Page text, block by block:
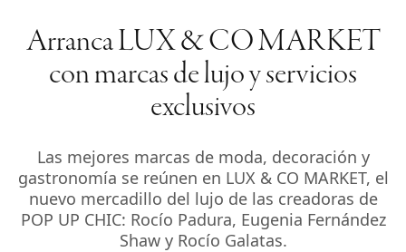
Arranca LUX & CO MARKET
con marcas de lujo y servicios
exclusivos
Las mejores marcas de moda, decoración y
gastronomía se reúnen en LUX & CO MARKET, el
nuevo mercadillo del lujo de las creadoras de
POP UP CHIC: Rocío Padura, Eugenia Fernández
Shaw y Rocío Galatas.